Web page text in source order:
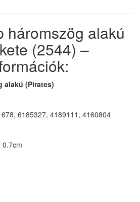
háromszög alakú
(2544) –
alakú (Pirates)
6185327, 4189111, 4160804
0.7cm